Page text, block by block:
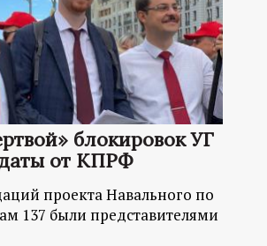
блокировок УГ
от КПРФ
проекта Навального по
137 были представителями